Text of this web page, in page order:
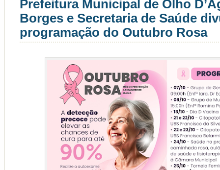
Prefeitura Municipal de Olho
Borges e Secretaria de Saúde
programação do Outubro Rosa